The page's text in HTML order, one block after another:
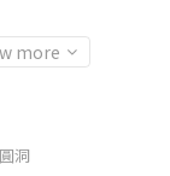
more
洞